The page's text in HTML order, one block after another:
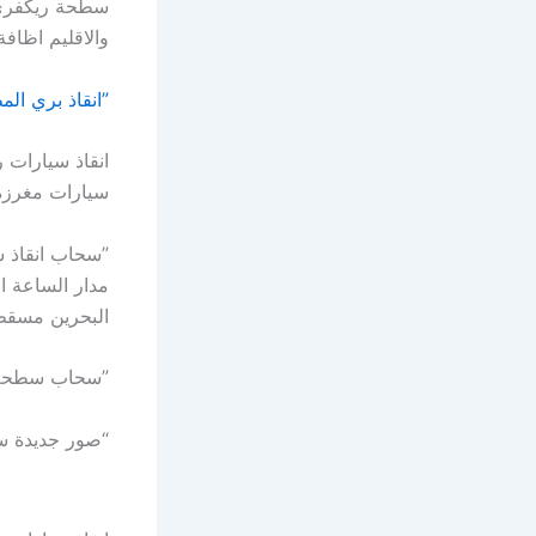
سطحة
والاقليم اظافة
”انقاذ بري المطمرة
انقاذ
سيارات
مدار الساعة
البحرين
”سحاب سطحة بردكون
“صور جديدة سطحة